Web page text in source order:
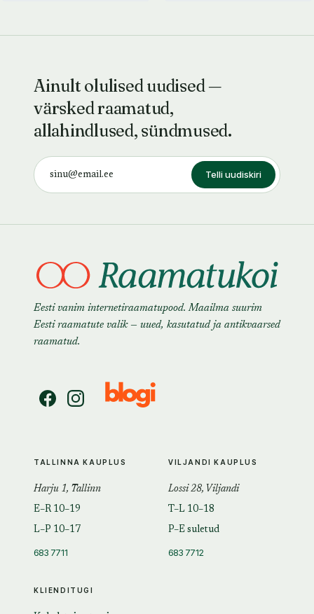
Ainult olulised uudised —
värsked raamatud,
allahindlused, sündmused.
Telli uudiskiri
Eesti vanim internetiraamatupood. Maailma suurim
Eesti raamatute valik — uued, kasutatud ja antikvaarsed
raamatud.
KLIENDITUGI
TALLINNA KAUPLUS
Harju 1, Tallinn
E–R 10–19
L–P 10–17
683 7711
VILJANDI KAUPLUS
Lossi 28, Viljandi
T–L 10–18
P–E suletud
683 7712